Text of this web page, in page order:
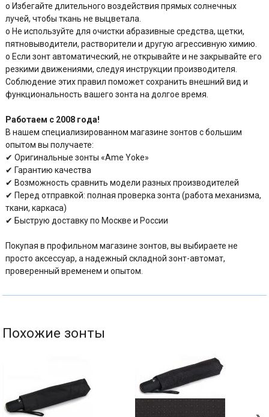
o Избегайте длительного воздействия прямых солнечных
лучей, чтобы ткань не выцветала.
o Не используйте для очистки абразивные средства, щетки,
пятновыводители, растворители и другую агрессивную химию.
o Если зонт автоматический, не открывайте и не закрывайте его
резкими движениями, следуя инструкции производителя.
Соблюдение этих правил поможет сохранить внешний вид и
функциональность вашего зонта на долгое время.
Работаем с 2008 года!
В нашем специализированном магазине зонтов с большим
опытом вы получаете:
✔ Оригинальные зонты «Ame Yoke»
✔ Гарантию качества
✔ Возможность сравнить модели разных производителей
✔ Перед отправкой: полная проверка зонта (работа механизма,
ткани, каркаса)
✔ Быструю доставку по Москве и России
Покупая в профильном магазине зонтов, вы выбираете не
просто аксессуар, а надежный складной зонт-автомат,
проверенный временем и опытом.
Похожие зонты